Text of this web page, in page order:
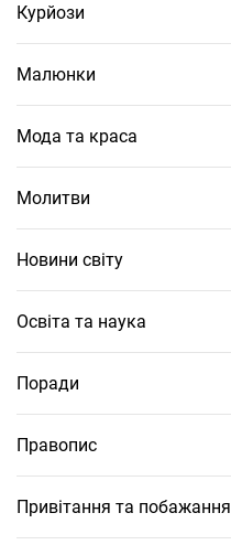
Курйози
Малюнки
Мода та краса
Молитви
Новини світу
Освіта та наука
Поради
Правопис
Привітання та побажання